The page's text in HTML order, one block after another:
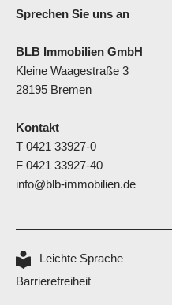
Sprechen Sie uns an
BLB Immobilien GmbH
Kleine Waagestraße 3
28195 Bremen
Kontakt
T 0421 33927-0
F 0421 33927-40
info@blb-immobilien.de
Leichte Sprache
Barrierefreiheit